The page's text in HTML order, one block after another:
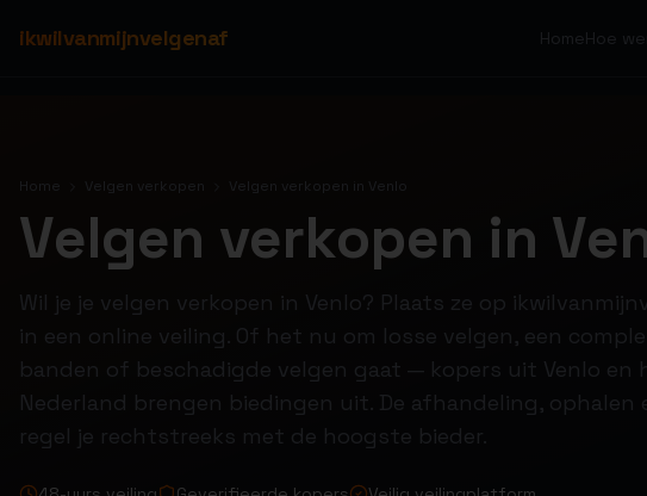
ikwilvanmijnvelgenaf HomeHoe
Home Velgen verkopen Velgen verkopen in Venlo
Velgen verkopen in
Wil je je velgen verkopen in Venlo? Plaats ze op
in een online veiling. Of het nu om losse velgen, een
banden of beschadigde velgen gaat — kopers uit Venlo en
Nederland brengen biedingen uit. De afhandeling, ophalen
regel je rechtstreeks met de hoogste bieder.